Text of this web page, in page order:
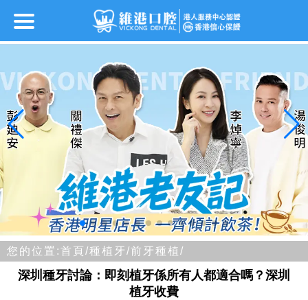
您的位置:首頁/種植牙/前牙種植/
深圳種牙討論：即刻植牙係所有人都適合嗎？深圳
植牙收費